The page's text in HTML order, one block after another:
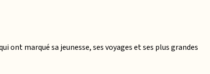
ont marqué sa jeunesse, ses voyages et ses plus grandes